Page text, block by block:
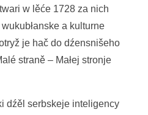
w lěće 1728 za nich
a kulturne
je hač do dźensnišeho
straně – Małej stronje
dźěl serbskeje inteligency